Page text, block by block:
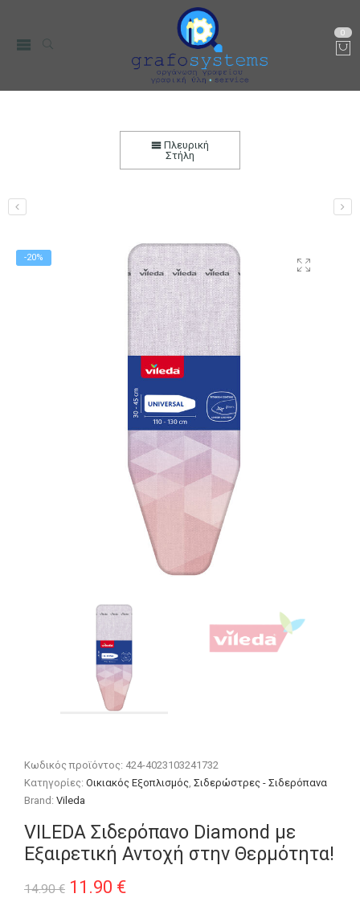
0
Αντοχή στην Θερμότητα!
Μικρο-Συσκευές Κουζίνας
Σιδερώστρες - Σιδερόπανα
Πλευρική
Στήλη
-20%
Κωδικός προϊόντος: 424-4023103241732
Κατηγορίες:Οικιακός Εξοπλισμός,Σιδερώστρες - Σιδερόπανα
Brand:Vileda
VILEDA Σιδερόπανο Diamond με
Εξαιρετική Αντοχή στην Θερμότητα!
14.90€ Original
11.90 €Η